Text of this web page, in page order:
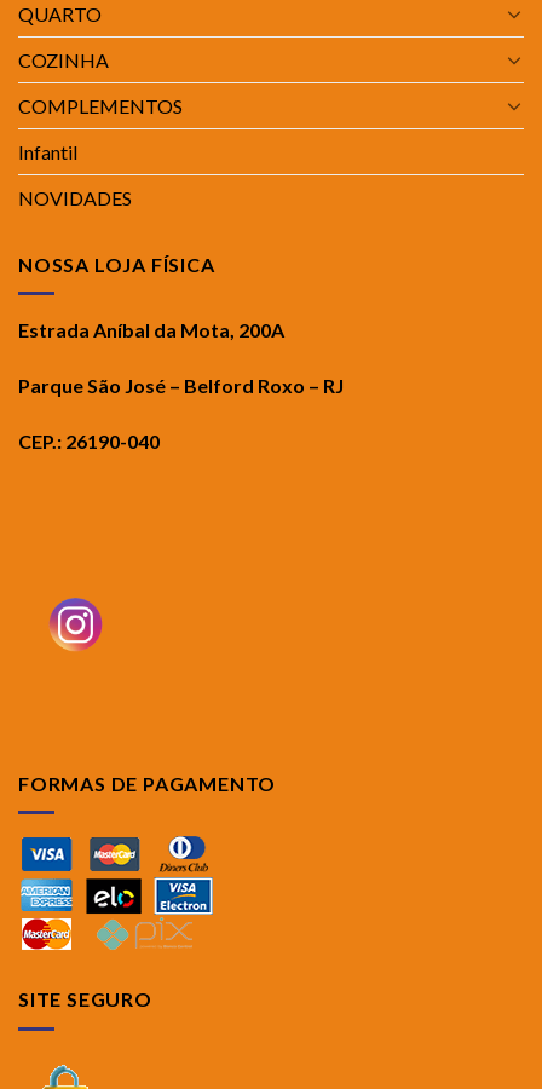
QUARTO
COZINHA
COMPLEMENTOS
Infantil
NOVIDADES
NOSSA LOJA FÍSICA
Estrada Aníbal da Mota, 200A
Parque São José – Belford Roxo – RJ
CEP.: 26190-040
FORMAS DE PAGAMENTO
SITE SEGURO